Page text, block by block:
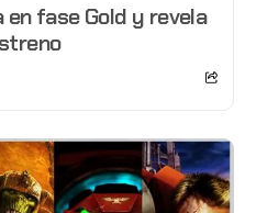
en fase Gold y revela